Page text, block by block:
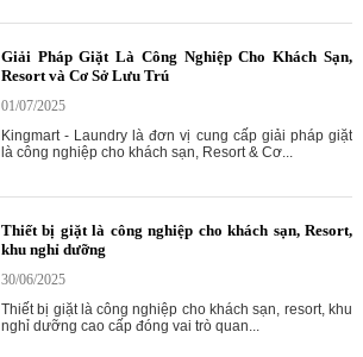
Giải Pháp Giặt Là Công Nghiệp Cho Khách Sạn,
Resort và Cơ Sở Lưu Trú
01/07/2025
Kingmart - Laundry là đơn vị cung cấp giải pháp giặt
là công nghiệp cho khách sạn, Resort & Cơ...
Thiết bị giặt là công nghiệp cho khách sạn, Resort,
khu nghỉ dưỡng
30/06/2025
Thiết bị giặt là công nghiệp cho khách sạn, resort, khu
nghỉ dưỡng cao cấp đóng vai trò quan...